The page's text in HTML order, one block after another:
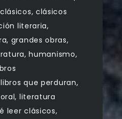
, clásicos
literaria,
, grandes obras,
,humanismo,
libros que perduran,
, literatura
leer clásicos,